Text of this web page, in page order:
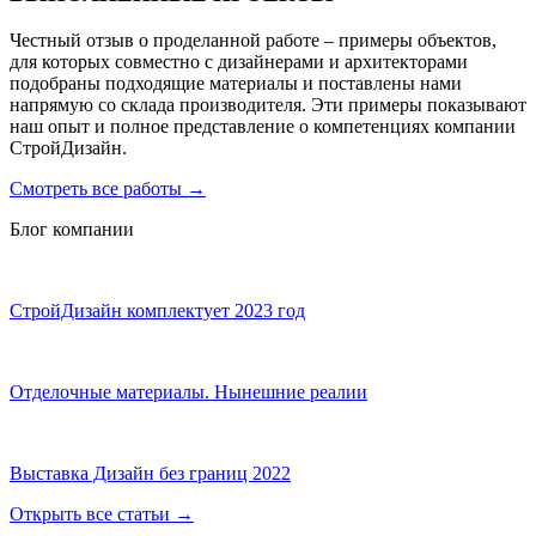
Честный отзыв о проделанной работе – примеры объектов,
для которых совместно с дизайнерами и архитекторами
подобраны подходящие материалы и поставлены нами
напрямую со склада производителя. Эти примеры показывают
наш опыт и полное представление о компетенциях компании
СтройДизайн.
Смотреть все работы →
Блог компании
СтройДизайн комплектует 2023 год
Отделочные материалы. Нынешние реалии
Выставка Дизайн без границ 2022
Открыть все статьи →